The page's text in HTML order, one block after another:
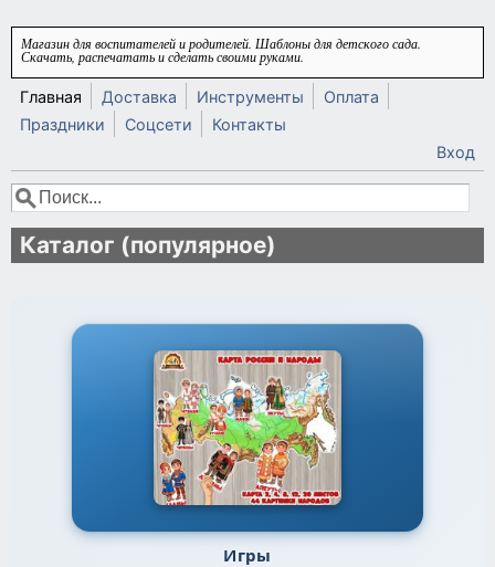
Перейти к основному содержанию
Магазин для воспитателей и родителей. Шаблоны для детского сада.
Скачать, распечатать и сделать своими руками.
Главная Доставка Инструменты
Оплата
Праздники
Соцсети
Контакты
Вход
Форма поиска
Поиск
Каталог (популярное)
Игры